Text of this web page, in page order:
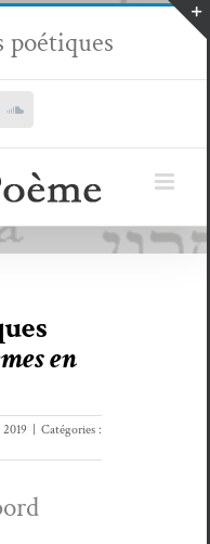
poétiques
SoundCloud
en
Catégories :